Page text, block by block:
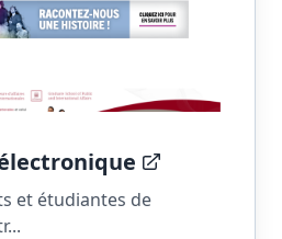
et étudiantes de